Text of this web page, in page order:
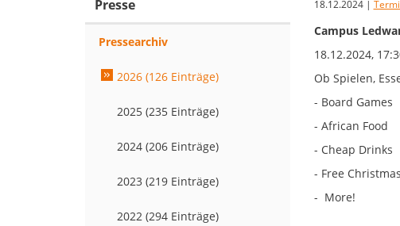
18.12.2024 |
Campus
18.12.2024,
Ob Spielen,
- Board Games
- African Food
- Cheap Drinks
- Free
- More!
Presse
Pressearchiv
2026 (126 Einträge)
2025 (235 Einträge)
2024 (206 Einträge)
2023 (219 Einträge)
2022 (294 Einträge)